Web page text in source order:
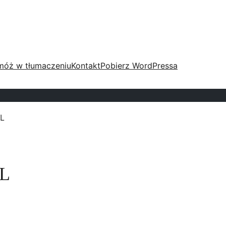
w tłumaczeniuKontaktPobierz WordPressa